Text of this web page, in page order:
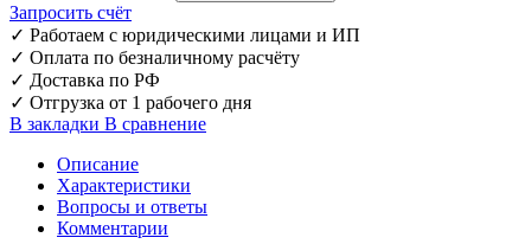
Запросить счёт
✓ Работаем с юридическими лицами и ИП
✓ Оплата по безналичному расчёту
✓ Доставка по РФ
✓ Отгрузка от 1 рабочего дня
В закладки В сравнение
Описание
Характеристики
Вопросы и ответы
Комментарии